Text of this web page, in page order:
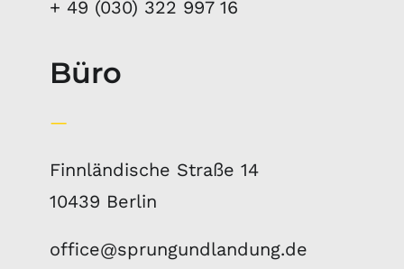
+ 49 (030) 322 997 16
Büro
—
Finnländische Straße 14
10439 Berlin
office@sprungundlandung.de